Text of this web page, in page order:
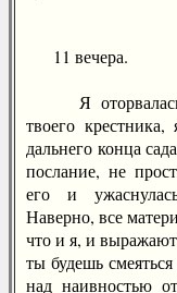
11 вечера.
Я оторвалась
твоего
дальнего конца
послание, не
его и
Наверно, все
что и я, и
ты будешь
над наивностью